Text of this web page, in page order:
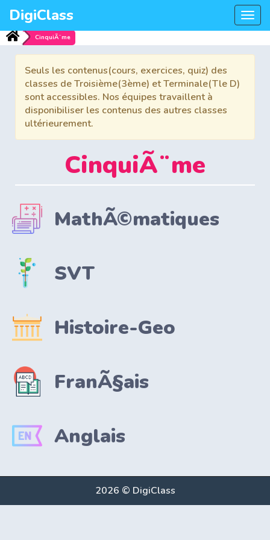
DigiClass
CinquiÃ¨me
Seuls les contenus(cours, exercices, quiz) des
classes de Troisième(3ème) et Terminale(Tle D)
sont accessibles. Nos équipes travaillent à
disponibiliser les contenus des autres classes
ultérieurement.
CinquiÃ¨me
MathÃ©matiques
SVT
Histoire-Geo
FranÃ§ais
Anglais
2026 © DigiClass